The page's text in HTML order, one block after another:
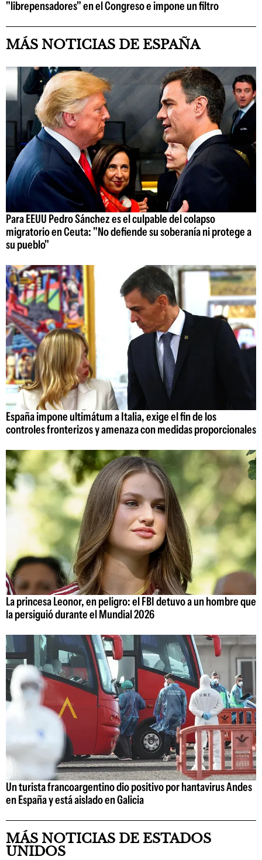
"librepensadores" en el Congreso e impone un filtro
MÁS NOTICIAS DE ESPAÑA
Para EEUU Pedro Sánchez es el culpable del colapso
migratorio en Ceuta: "No defiende su soberanía ni protege a
su pueblo"
España impone ultimátum a Italia, exige el fin de los
controles fronterizos y amenaza con medidas proporcionales
La princesa Leonor, en peligro: el FBI detuvo a un hombre que
la persiguió durante el Mundial 2026
Un turista francoargentino dio positivo por hantavirus Andes
en España y está aislado en Galicia
MÁS NOTICIAS DE ESTADOS
UNIDOS